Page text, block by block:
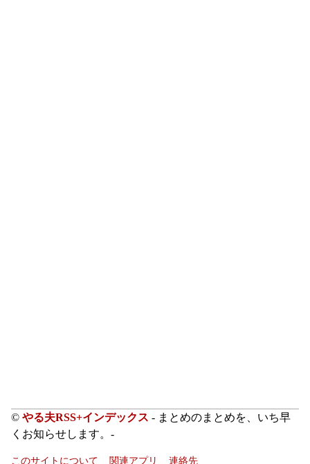
© やる夫RSS+インデックス - まとめのまとめを、いち早
くお知らせします。-
このサイトについて 関連アプリ 連絡先